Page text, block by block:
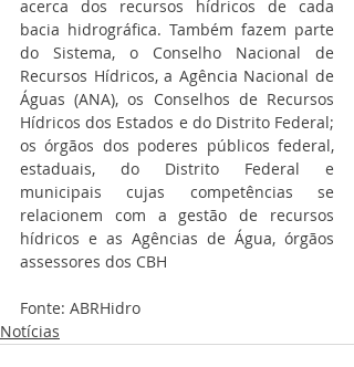
acerca dos recursos hídricos de cada
bacia hidrográfica. Também fazem parte
do Sistema, o Conselho Nacional de
Recursos Hídricos, a Agência Nacional de
Águas (ANA), os Conselhos de Recursos
Hídricos dos Estados e do Distrito Federal;
os órgãos dos poderes públicos federal,
estaduais, do Distrito Federal e
municipais cujas competências se
relacionem com a gestão de recursos
hídricos e as Agências de Água, órgãos
assessores dos CBH
Fonte: ABRHidro
Notícias